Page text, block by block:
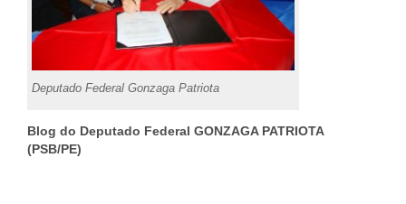
Deputado Federal Gonzaga Patriota
Blog do Deputado Federal GONZAGA PATRIOTA
(PSB/PE)